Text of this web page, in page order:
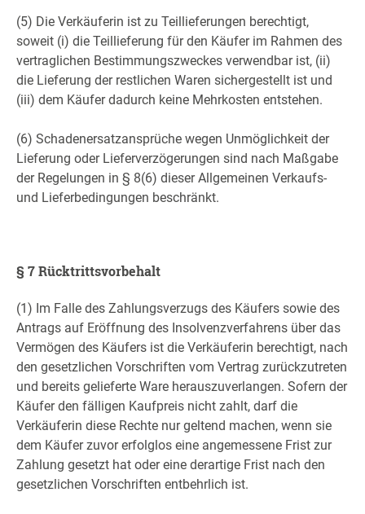
(5) Die Verkäuferin ist zu Teillieferungen berechtigt,
soweit (i) die Teillieferung für den Käufer im Rahmen des
vertraglichen Bestimmungszweckes verwendbar ist, (ii)
die Lieferung der restlichen Waren sichergestellt ist und
(iii) dem Käufer dadurch keine Mehrkosten entstehen.
(6) Schadenersatzansprüche wegen Unmöglichkeit der
Lieferung oder Lieferverzögerungen sind nach Maßgabe
der Regelungen in § 8(6) dieser Allgemeinen Verkaufs-
und Lieferbedingungen beschränkt.
§ 7 Rücktrittsvorbehalt
(1) Im Falle des Zahlungsverzugs des Käufers sowie des
Antrags auf Eröffnung des Insolvenzverfahrens über das
Vermögen des Käufers ist die Verkäuferin berechtigt, nach
den gesetzlichen Vorschriften vom Vertrag zurückzutreten
und bereits gelieferte Ware herauszuverlangen. Sofern der
Käufer den fälligen Kaufpreis nicht zahlt, darf die
Verkäuferin diese Rechte nur geltend machen, wenn sie
dem Käufer zuvor erfolglos eine angemessene Frist zur
Zahlung gesetzt hat oder eine derartige Frist nach den
gesetzlichen Vorschriften entbehrlich ist.